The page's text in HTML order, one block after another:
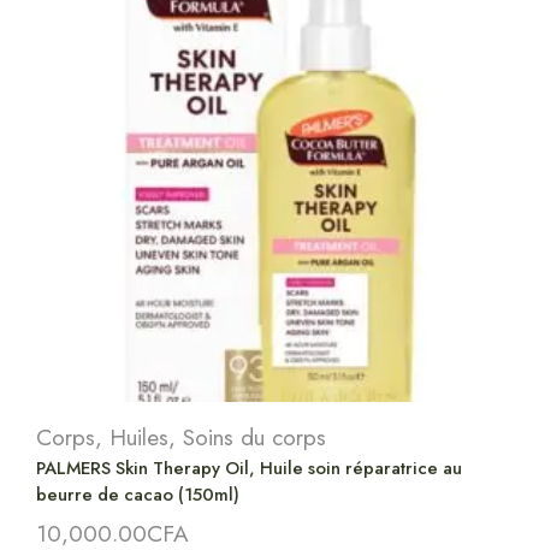
Corps, Huiles, Soins du corps
PALMERS Skin Therapy Oil, Huile soin réparatrice au
beurre de cacao (150ml)
10,000.00CFA